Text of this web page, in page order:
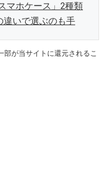
マホケース」2種類
違いで選ぶのも手
が当サイトに還元されるこ